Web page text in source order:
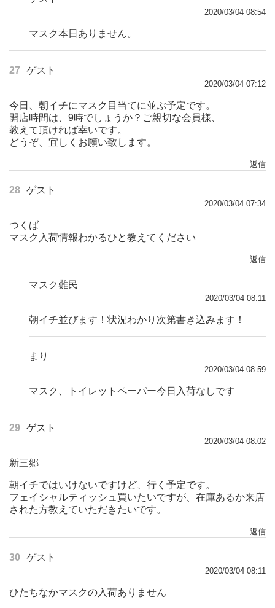
2020/03/04 08:54
マスク本日ありません。
27 ゲスト
2020/03/04 07:12
今日、朝イチにマスク目当てに並ぶ予定です。
開店時間は、9時でしょうか？ご親切な会員様、
教えて頂ければ幸いです。
どうぞ、宜しくお願い致します。
返信
28 ゲスト
2020/03/04 07:34
つくば
マスク入荷情報わかるひと教えてください
返信
マスク難民
2020/03/04 08:11
朝イチ並びます！状況わかり次第書き込みます！
まり
2020/03/04 08:59
マスク、トイレットペーパー今日入荷なしです
29 ゲスト
2020/03/04 08:02
新三郷
朝イチではいけないですけど、行く予定です。
フェイシャルティッシュ買いたいですが、在庫あるか来店
された方教えていただきたいです。
返信
30 ゲスト
2020/03/04 08:11
ひたちなかマスクの入荷ありません